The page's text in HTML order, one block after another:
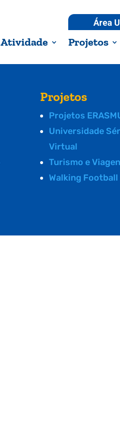
Área
Atividade Projetos
Projetos
Projetos
Universidade
Virtual
Turismo e
Walking Football